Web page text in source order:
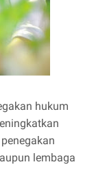
hukum
lembaga